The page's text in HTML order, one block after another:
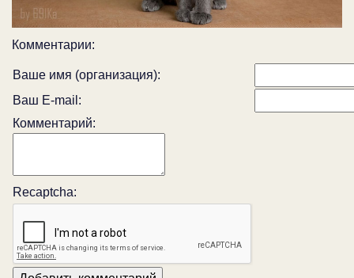
Комментарии:
Ваше имя (организация):
Ваш E-mail:
Комментарий:
Recaptcha: